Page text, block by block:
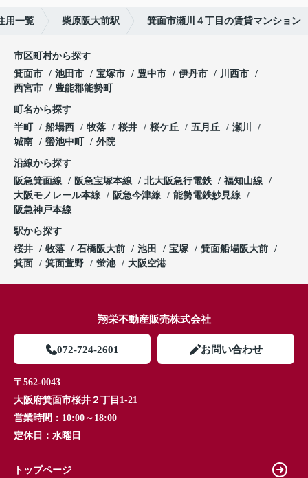
用一覧 柴原阪大前駅 箕面市瀬川４丁目の賃貸マンション
市区町村から探す
箕面市
池田市 宝塚市 豊中市 伊丹市
川西市
西宮市
豊能郡能勢町
町名から探す
半町
船場西 牧落 桜井 桜ケ丘 五月丘
瀬川
城南
螢池中町 外院
沿線から探す
阪急箕面線
阪急宝塚本線 北大阪急行電鉄
福知山線
大阪モノレール本線
阪急今津線
能勢電鉄妙見線
阪急神戸本線
駅から探す
桜井
牧落 石橋阪大前 池田 宝塚
箕面船場阪大前
箕面
箕面萱野 蛍池 大阪空港
翔栄不動産販売株式会社
072-724-2601 お問い合わせ
〒562-0043
大阪府箕面市桜井２丁目1-21
営業時間： 10:00～18:00
定休日： 水曜日
トップページ